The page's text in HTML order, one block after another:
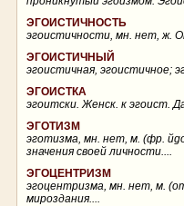
ЭГОИСТИЧНОСТЬ
эгоистичности, мн. нет, ж.
ЭГОИСТИЧНЫЙ
эгоистичная, эгоистичное;
ЭГОИСТКА
эгоитски. Женск. к эгоист.
ЭГОТИЗМ
эготизма, мн. нет, м. (фр.
значения своей личности....
ЭГОЦЕНТРИЗМ
эгоцентризма, мн. нет, м.
мироздания....